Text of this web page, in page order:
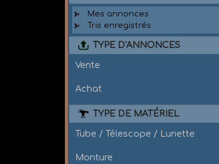
Mes annonces
Tris enregistrés
TYPE D'ANNONCES
Vente
Achat
TYPE DE MATÉRIEL
Tube / Télescope / Lunette
Monture